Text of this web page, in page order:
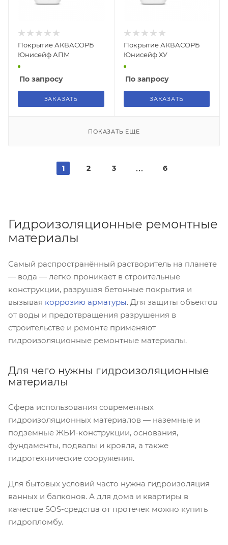
Покрытие АКВАСОРБ
Юнисейф АПМ
По запросу
ЗАКАЗАТЬ
Покрытие АКВАСОРБ
Юнисейф ХУ
По запросу
ЗАКАЗАТЬ
ПОКАЗАТЬ ЕЩЕ
1 2 3 6
Гидроизоляционные ремонтные
материалы
Самый распространённый растворитель на планете
— вода — легко проникает в строительные
конструкции, разрушая бетонные покрытия и
вызывая коррозию арматуры. Для защиты объектов
от воды и предотвращения разрушения в
строительстве и ремонте применяют
гидроизоляционные ремонтные материалы.
Для чего нужны гидроизоляционные
материалы
Сфера использования современных
гидроизоляционных материалов — наземные и
подземные ЖБИ-конструкции, основания,
фундаменты, подвалы и кровля, а также
гидротехнические сооружения.
Для бытовых условий часто нужна гидроизоляция
ванных и балконов. А для дома и квартиры в
качестве SOS-средства от протечек можно купить
гидропломбу.